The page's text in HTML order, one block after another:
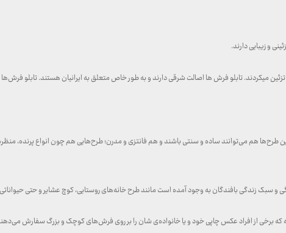
و زیبایی دارند.
میکردند. تابلو فرش ها اصالت شرقی دارند و به طور خاص متعلق به ایرانیان هستند. تابلو
هم می‌توانند ساده و سنتی باشند و هم فانتزی و مدرن؛ طرح‌هایی هم چون انواع پرنده، منظره
و سبک زندگی بافندگان به وجود آمده است مانند طرح خانه‌های روستایی، کوچ عشایر و حتی
که برخی از افراد عکس چاپی خود و یا خانواده‌ی شان را بر روی فرش‌های کوچک و بزرگ سفارش